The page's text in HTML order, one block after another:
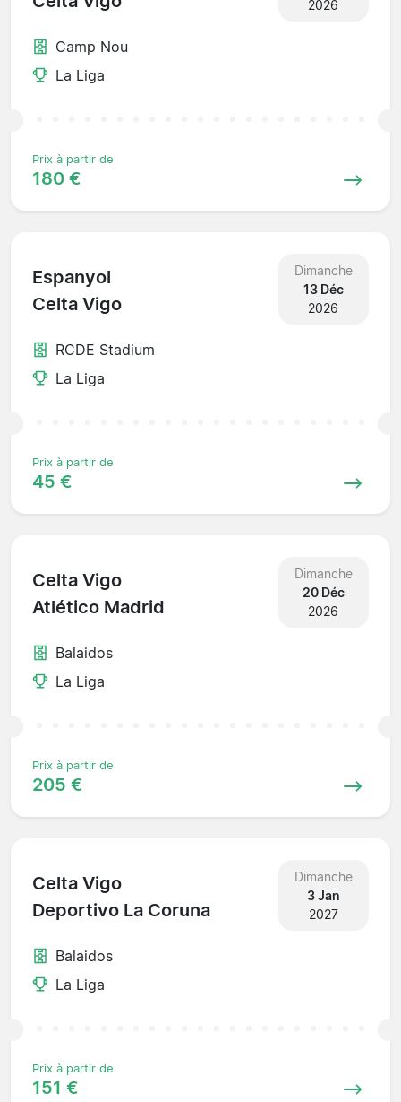
2026
Camp Nou
La Liga
Prix à partir de
180 €
Espanyol
Celta Vigo
Dimanche
13 Déc
2026
RCDE Stadium
La Liga
Prix à partir de
45 €
Celta Vigo
Atlético Madrid
Dimanche
20 Déc
2026
Balaidos
La Liga
Prix à partir de
205 €
Celta Vigo
Deportivo La Coruna
Dimanche
3 Jan
2027
Balaidos
La Liga
Prix à partir de
151 €